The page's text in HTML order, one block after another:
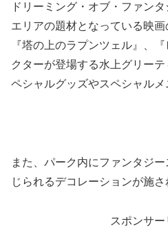
ドリーミング・オブ・ファン
エリアの題材となっている映
『塔の上のラプンツェル』、
クターが登場する水上グリー
ペシャルグッズやスペシャルメ
また、パーク内にファンタジ
じられるデコレーションが施さ
スポンサー